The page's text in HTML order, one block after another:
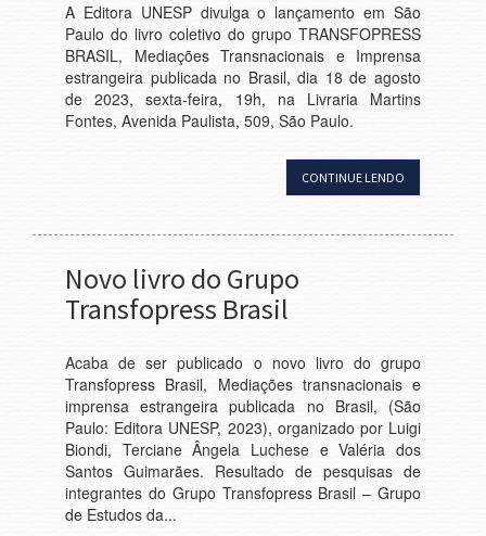
A Editora UNESP divulga o lançamento em São
Paulo do livro coletivo do grupo TRANSFOPRESS
BRASIL, Mediações Transnacionais e Imprensa
estrangeira publicada no Brasil, dia 18 de agosto
de 2023, sexta-feira, 19h, na Livraria Martins
Fontes, Avenida Paulista, 509, São Paulo.
CONTINUE LENDO
Novo livro do Grupo
Transfopress Brasil
Acaba de ser publicado o novo livro do grupo
Transfopress Brasil, Mediações transnacionais e
imprensa estrangeira publicada no Brasil, (São
Paulo: Editora UNESP, 2023), organizado por Luigi
Biondi, Terciane Ângela Luchese e Valéria dos
Santos Guimarães. Resultado de pesquisas de
integrantes do Grupo Transfopress Brasil – Grupo
de Estudos da...